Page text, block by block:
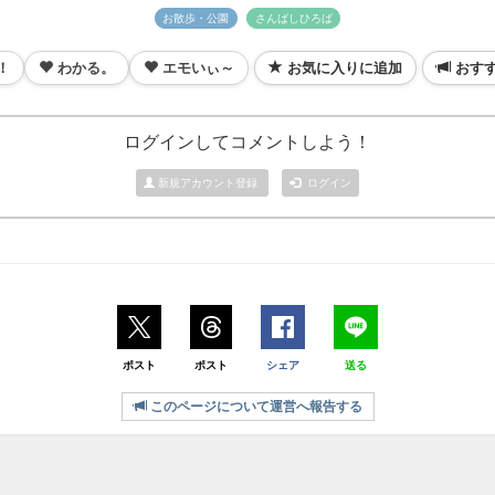
お散歩・公園 さんばしひろば
わかる。 エモいぃ～ お気に入りに追加 おす
ログインしてコメントしよう！
新規アカウント登録 ログイン
ポスト ポスト シェア 送る
このページについて運営へ報告する